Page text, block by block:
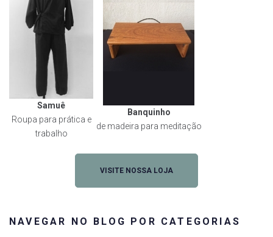
Samuê
Roupa para prática e
trabalho
Banquinho
de madeira para meditação
VISITE NOSSA LOJA
NAVEGAR NO BLOG POR CATEGORIAS